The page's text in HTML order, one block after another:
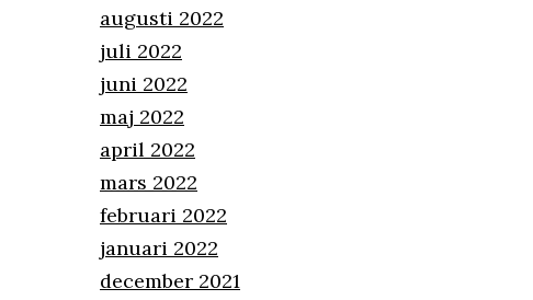
augusti 2022
juli 2022
juni 2022
maj 2022
april 2022
mars 2022
februari 2022
januari 2022
december 2021